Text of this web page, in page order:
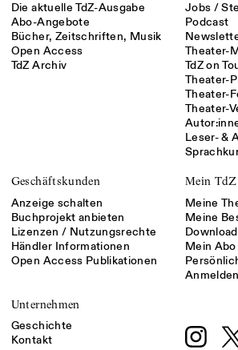
Die aktuelle TdZ-Ausgabe
Abo-Angebote
Bücher, Zeitschriften, Musik
Open Access
TdZ Archiv
Jobs /
Podcast
Theater-
TdZ on
Theater-
Theater-
Theater-
Leser- &
Geschäftskunden
Anzeige schalten
Buchprojekt anbieten
Lizenzen / Nutzungsrechte
Händler Informationen
Open Access Publikationen
Mein TdZ
Meine
Meine
Mein Abo
Anmelden
Unternehmen
Geschichte
Kontakt